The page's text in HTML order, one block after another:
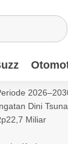
Dini
Miliar